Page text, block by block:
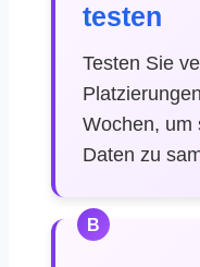
testen
Testen Sie
Wochen, um
Daten zu
B